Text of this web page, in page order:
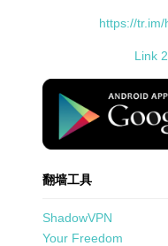
https://tr.im/
Link 2
standard-icon-
翻墙工具
ShadowVPN
Your Freedom